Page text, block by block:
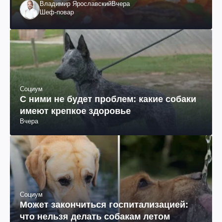
Владимир ЯрославскийВчера
Шеф-повар
Социум
С ними не будет проблем: какие собаки
имеют крепкое здоровье
Вчера
Социум
Может закончиться госпитализацией:
что нельзя делать собакам летом